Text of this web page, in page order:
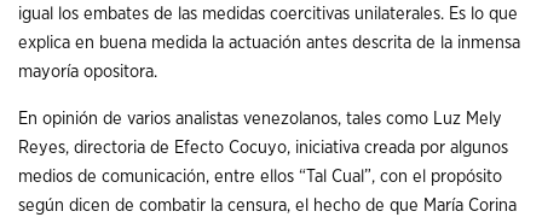
igual los embates de las medidas coercitivas unilaterales. Es lo que
explica en buena medida la actuación antes descrita de la inmensa
mayoría opositora.
En opinión de varios analistas venezolanos, tales como Luz Mely
Reyes, directoria de Efecto Cocuyo, iniciativa creada por algunos
medios de comunicación, entre ellos “Tal Cual”, con el propósito
según dicen de combatir la censura, el hecho de que María Corina